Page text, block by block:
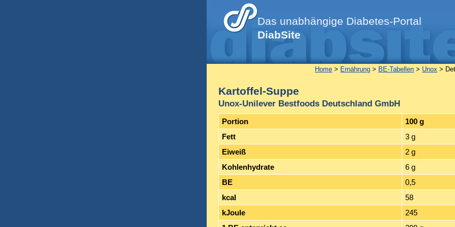
Das unabhängige Diabetes-Portal
DiabSite
Home > Ernährung > BE-Tabellen > Unox >
Kartoffel-Suppe
Unox-Unilever Bestfoods Deutschland GmbH
Portion
100 g
Fett
3 g
Eiweiß
2 g
Kohlenhydrate
6 g
BE
0,5
kcal
58
kJoule
245